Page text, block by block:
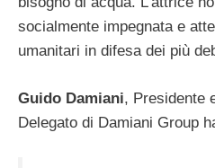
socialmente impegnata e
umanitari in difesa dei più
Guido Damiani, Presidente
Delegato di Damiani Group